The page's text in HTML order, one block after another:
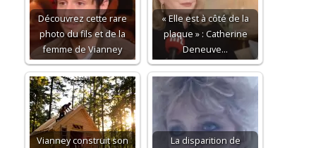
Découvrez cette rare
photo du fils et de la
femme de Vianney
« Elle est à côté de la
plaque » : Catherine
Deneuve…
Vianney construit son
La disparition de